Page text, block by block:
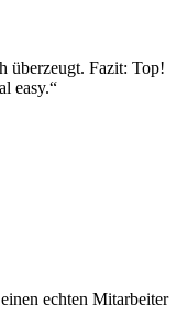
überzeugt. Fazit: Top!
easy.“
echten Mitarbeiter